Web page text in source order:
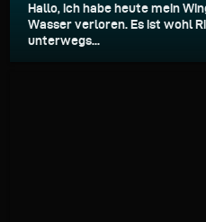
Hallo, ich habe heute mein
Wasser verloren. Es ist wohl
unterwegs...